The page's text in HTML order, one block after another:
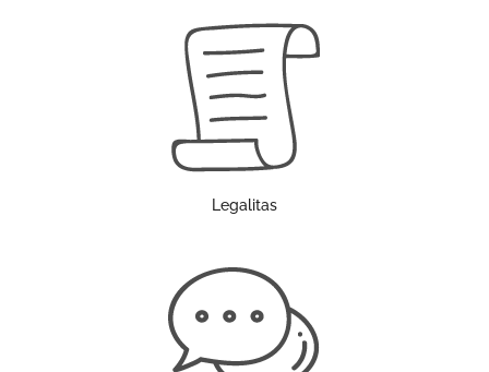
Legalitas